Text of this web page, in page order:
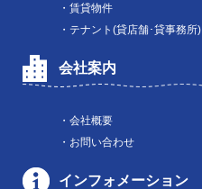
・賃貸物件
・テナント(貸店舗･貸事務所)
会社案内
・会社概要
・お問い合わせ
インフォメーション